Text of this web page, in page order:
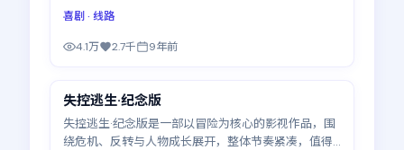
荐观看。
喜剧· 线路
4.1万 2.7千 9年前
最新
失控逃生·纪念版
失控逃生·纪念版是一部以冒险为核心的影视作品，围
绕危机、反转与人物成长展开，整体节奏紧凑，值得